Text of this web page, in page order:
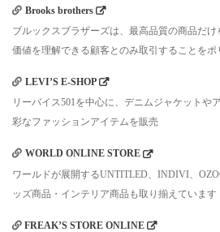
Brooks brothers
ブルックスブラザーズは、最高品質の商品だ
価値を理解できる顧客とのみ取引することを
LEVI’S E-SHOP
リーバイス501を中心に、デニムジャケットや
彩なファッションアイテムを販売
WORLD ONLINE STORE
ワールドが展開するUNTITLED、INDIVI、
ッズ商品・インテリア商品も取り揃えています
FREAK’S STORE ONLINE